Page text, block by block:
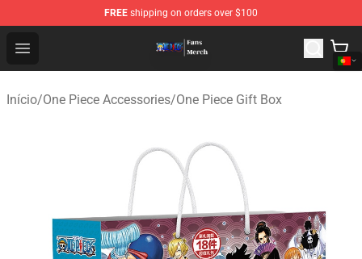
FREE shipping on orders over $100
Open menu
One Piece Store - Official One Piece Merchandise Shop
Início/One Piece Accessories/One Piece Gift Box